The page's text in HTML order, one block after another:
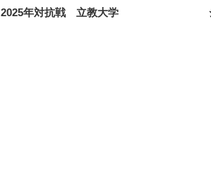
稿
の
2025年対抗戦 立教大学